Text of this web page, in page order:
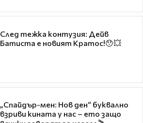
След тежка контузия: Дейв
Батиста е новият Кратос!😯💥
„Спайдър-мен: Нов ден“ буквално
взриви кината у нас – ето защо